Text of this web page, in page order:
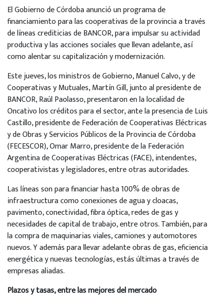
El Gobierno de Córdoba anunció un programa de
financiamiento para las cooperativas de la provincia a través
de líneas crediticias de BANCOR, para impulsar su actividad
productiva y las acciones sociales que llevan adelante, así
como alentar su capitalización y modernización.
Este jueves, los ministros de Gobierno, Manuel Calvo, y de
Cooperativas y Mutuales, Martín Gill, junto al presidente de
BANCOR, Raúl Paolasso, presentaron en la localidad de
Oncativo los créditos para el sector, ante la presencia de Luis
Castillo, presidente de Federación de Cooperativas Eléctricas
y de Obras y Servicios Públicos de la Provincia de Córdoba
(FECESCOR), Omar Marro, presidente de la Federación
Argentina de Cooperativas Eléctricas (FACE), intendentes,
cooperativistas y legisladores, entre otras autoridades.
Las líneas son para financiar hasta 100% de obras de
infraestructura como conexiones de agua y cloacas,
pavimento, conectividad, fibra óptica, redes de gas y
necesidades de capital de trabajo, entre otros. También, para
la compra de maquinarias viales, camiones y automotores
nuevos. Y además para llevar adelante obras de gas, eficiencia
energética y nuevas tecnologías, estás últimas a través de
empresas aliadas.
Plazos y tasas, entre las mejores del mercado